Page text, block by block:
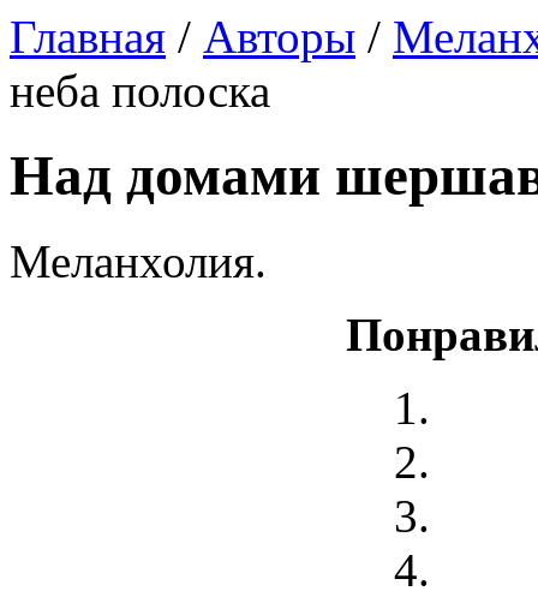
Главная / Авторы /
неба полоска
Над домами
Меланхолия.